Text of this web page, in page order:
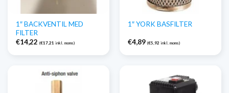
1″ BACKVENTIL MED
FILTER
€14,22 (€17,21 inkl. moms)
1″ YORK BASFILTER
€4,89 (€5,92 inkl. moms)